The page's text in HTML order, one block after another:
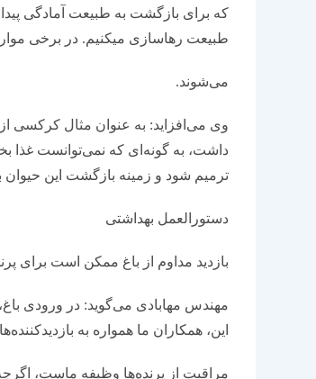
که برای بازگشت به طبیعت آمادگی
طبیعت رهاسازی می‎کنیم. در برخی موارد گونه‌های غیرپرنده نیز به این باغ ارجاع داده
می‌شوند.
وی می‌افزاید: به عنوان مثال کرکسی
ترمیم شود و زمینه بازگشت این حیوان
دستورالعمل بهداشتی
بازدید مداوم از باغ ممکن است برای
مهندس مهابادی می‌گوید: در ورودی
این، همکاران ما همواره به
مراقبت از پرنده‌ها وظیفه ماست،